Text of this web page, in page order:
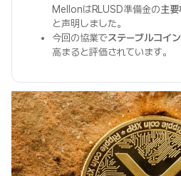
MellonはRLUSD準備金の主
と声明しました。
今回の協業でステーブルコイ
高まると評価されています。